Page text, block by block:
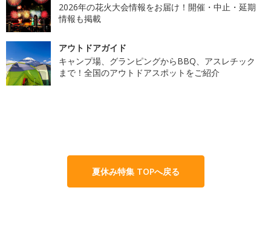
2026年の花火大会情報をお届け！開催・中止・延期
情報も掲載
アウトドアガイド
キャンプ場、グランピングからBBQ、アスレチック
まで！全国のアウトドアスポットをご紹介
夏休み特集 TOPへ戻る